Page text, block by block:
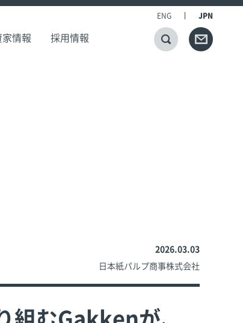
家情報 採用情報
ENG JPN
2026.03.03
日本紙パルプ商事株式会社